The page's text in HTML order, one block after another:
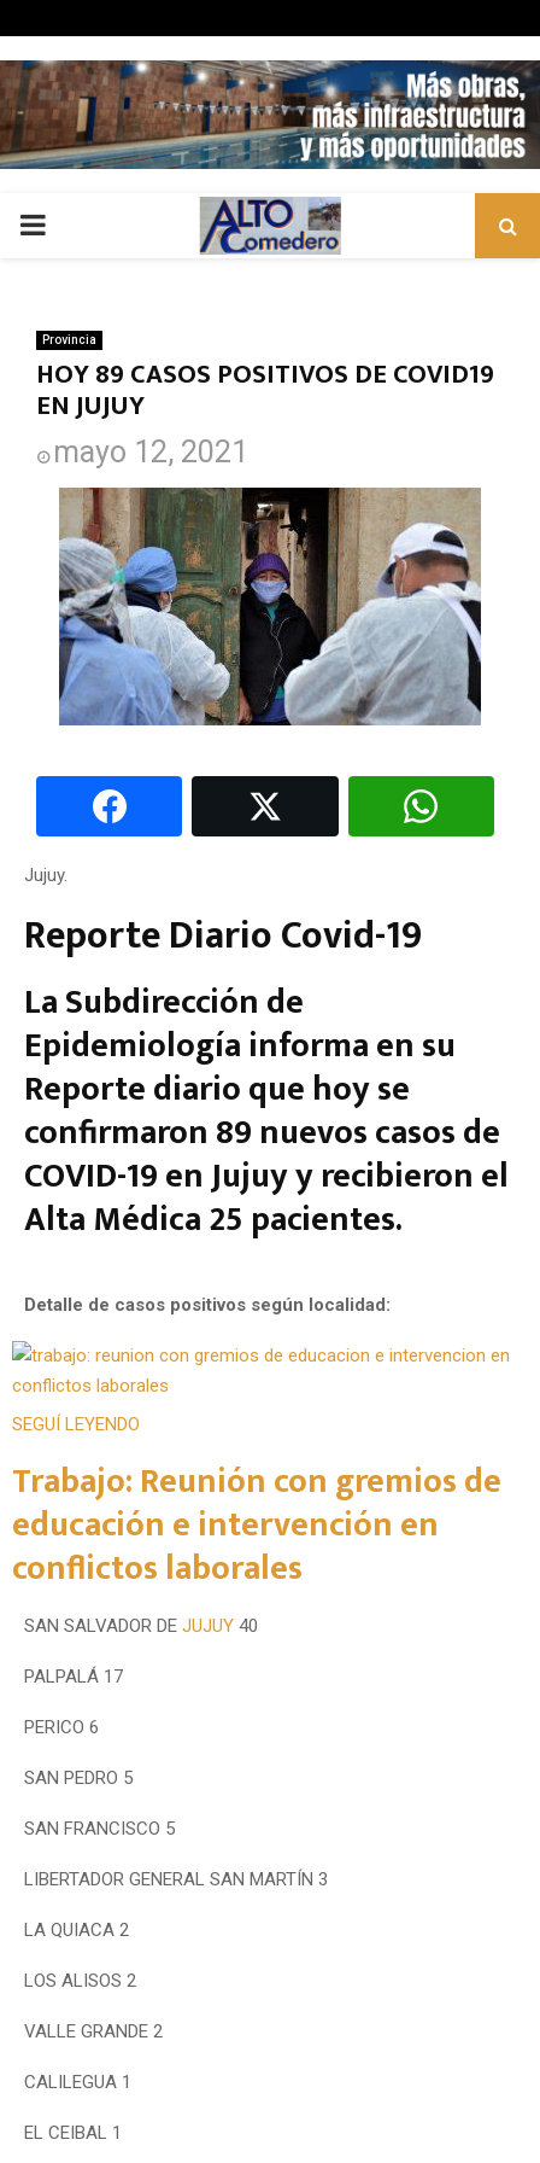
PRIMARY
Provincia
HOY 89 CASOS POSITIVOS DE COVID19
EN JUJUY
mayo 12, 2021
Jujuy.
Reporte Diario Covid-19
La Subdirección de
Epidemiología informa en su
Reporte diario que hoy se
confirmaron 89 nuevos casos de
COVID-19 en Jujuy y recibieron el
Alta Médica 25 pacientes.
Detalle de casos positivos según localidad:
SEGUÍ LEYENDO
Trabajo: Reunión con gremios de
educación e intervención en
conflictos laborales
SAN SALVADOR DE JUJUY 40
PALPALÁ 17
PERICO 6
SAN PEDRO 5
SAN FRANCISCO 5
LIBERTADOR GENERAL SAN MARTÍN 3
LA QUIACA 2
LOS ALISOS 2
VALLE GRANDE 2
CALILEGUA 1
EL CEIBAL 1